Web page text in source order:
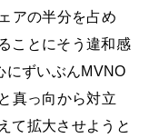
アの半分を占め
ことにそう違和感
にずいぶんMVNO
真っ向から対立
て拡大させようと